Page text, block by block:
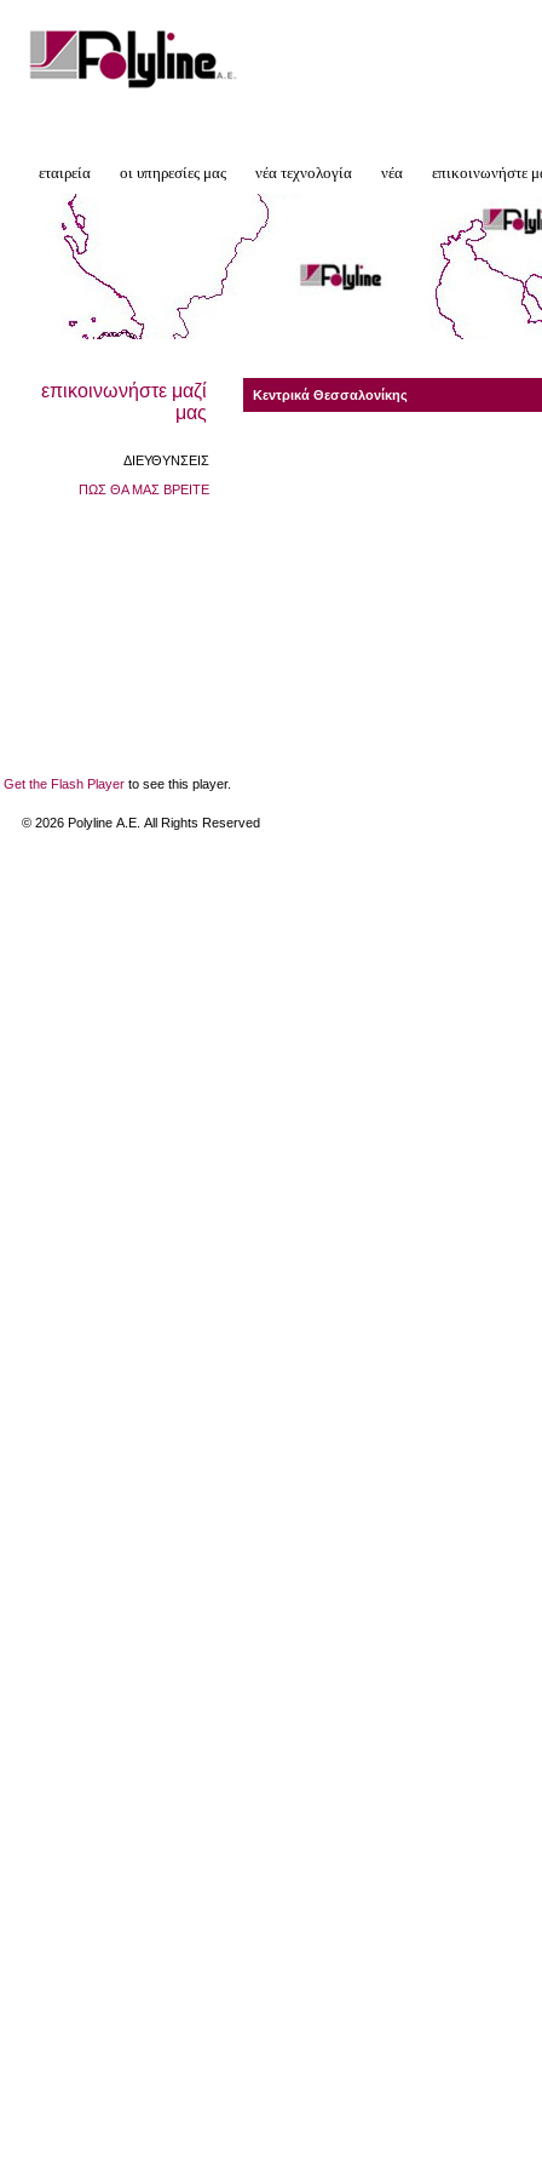
εταιρεία οι υπηρεσίες μας νέα τεχνολογία νέα επικοινωνήστε
επικοινωνήστε μαζί
μας
ΔΙΕΥΘΥΝΣΕΙΣ
ΠΩΣ ΘΑ ΜΑΣ ΒΡΕΙΤΕ
Κεντρικά Θεσσαλονίκης
Get the Flash Player to see this player.
© 2026 Polyline Α.Ε. All Rights Reserved